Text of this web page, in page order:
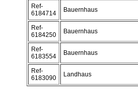
Ref-
6184714
Bauernhaus
Ref-
6184250
Bauernhaus
Ref-
6183554
Bauernhaus
Ref-
6183090
Landhaus